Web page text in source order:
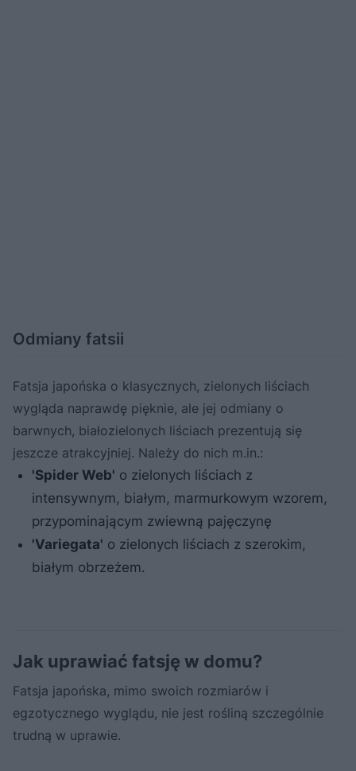
Odmiany fatsii
Fatsja japońska o klasycznych, zielonych liściach
wygląda naprawdę pięknie, ale jej odmiany o
barwnych, białozielonych liściach prezentują się
jeszcze atrakcyjniej. Należy do nich m.in.:
'Spider Web' o zielonych liściach z
intensywnym, białym, marmurkowym wzorem,
przypominającym zwiewną pajęczynę
'Variegata' o zielonych liściach z szerokim,
białym obrzeżem.
Jak uprawiać fatsję w domu?
Fatsja japońska, mimo swoich rozmiarów i
egzotycznego wyglądu, nie jest rośliną szczególnie
trudną w uprawie.